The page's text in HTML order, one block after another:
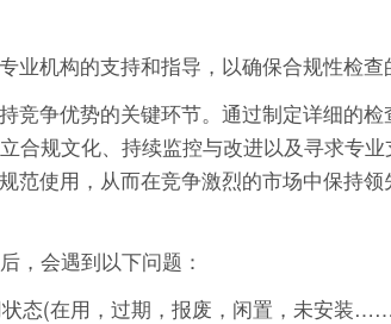
机构的支持和指导，以确保合规性检查
争优势的关键环节。通过制定详细的检
合规文化、持续监控与改进以及寻求专
范使用，从而在竞争激烈的市场中保持
，会遇到以下问题：
态(在用，过期，报废，闲置，未安装